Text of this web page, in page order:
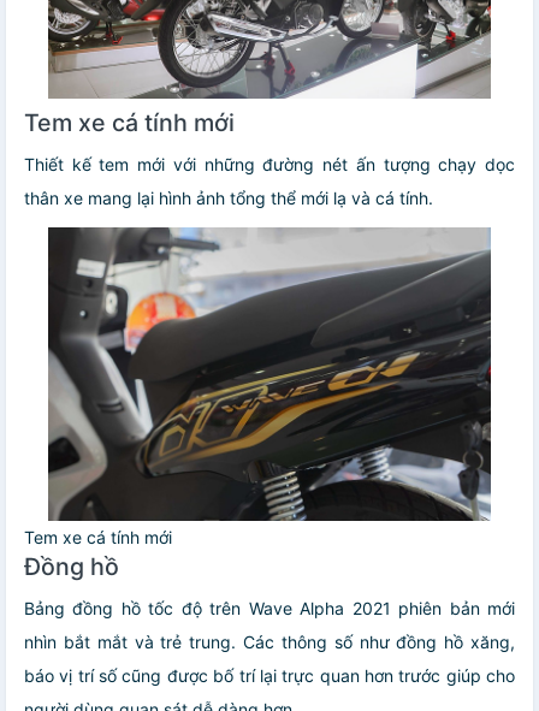
Tem xe cá tính mới
Thiết kế tem mới với những đường nét ấn tượng chạy dọc
thân xe mang lại hình ảnh tổng thể mới lạ và cá tính.
Tem xe cá tính mới
Đồng hồ
Bảng đồng hồ tốc độ trên Wave Alpha 2021 phiên bản mới
nhìn bắt mắt và trẻ trung. Các thông số như đồng hồ xăng,
báo vị trí số cũng được bố trí lại trực quan hơn trước giúp cho